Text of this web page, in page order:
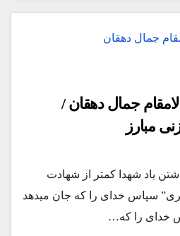
جمال دهقان /
مبارز
یاد شهدا کمتر از شهادت
سپاس خدای را که جان میدهد
خدای را که…